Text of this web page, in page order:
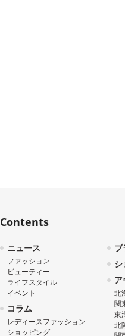
Contents
ニュース
ファッション
ビューティー
ライフスタイル
イベント
コラム
レディースファッション
ショッピング
ブ
シ
北
関
東
北